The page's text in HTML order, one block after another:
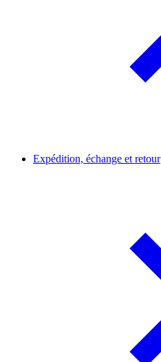
Expédition, échange et retour